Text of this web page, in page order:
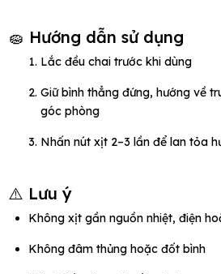
🧽 Hướng dẫn sử dụng
Lắc đều chai trước khi dùng
Giữ bình thẳng đứng, hướng về
góc phòng
Nhấn nút xịt 2–3 lần để lan tỏa
⚠️ Lưu ý
Không xịt gần nguồn nhiệt, điện
Không đâm thủng hoặc đốt bình